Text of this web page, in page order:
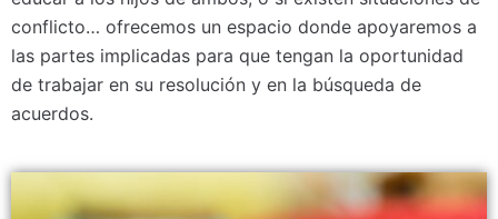
conflicto… ofrecemos un espacio donde apoyaremos a
las partes implicadas para que tengan la oportunidad
de trabajar en su resolución y en la búsqueda de
acuerdos.